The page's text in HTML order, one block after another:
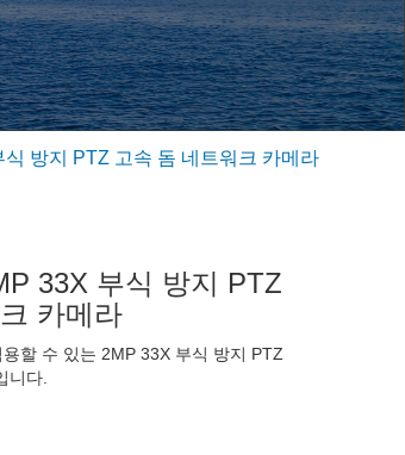
방지 PTZ 고속 돔 네트워크 카메라
33X 부식 방지 PTZ
카메라
할 수 있는 2MP 33X 부식 방지 PTZ
니다.